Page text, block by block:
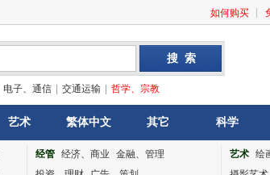
如何购买
电子、通信 交通运输 哲学、宗教
艺术 繁体中文 其它 科学
经管 经济、商业
金融、管理
艺术 绘